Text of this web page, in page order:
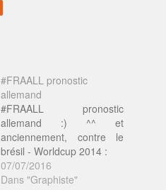
#FRAALL pronostic
allemand
#FRAALL pronostic
allemand :) ^^ et
anciennement, contre le
brésil - Worldcup 2014 :
07/07/2016
Dans "Graphiste"